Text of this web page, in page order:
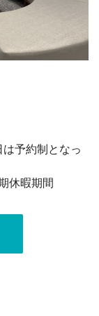
予約制となっ
休暇期間